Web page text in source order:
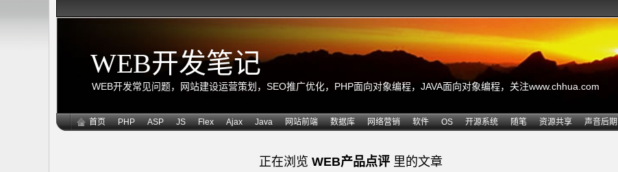
WEB开发笔记
WEB开发常见问题，网站建设运营策划，SEO推广优化，PHP面向对象编程，JAVA面向对象编程，关注www.chhua.com
首页 PHP ASP JS Flex Ajax Java 网站前端 数据库 网络营销 软件 OS 开源系统 随笔 资源共享 声音后期
正在浏览 WEB产品点评 里的文章